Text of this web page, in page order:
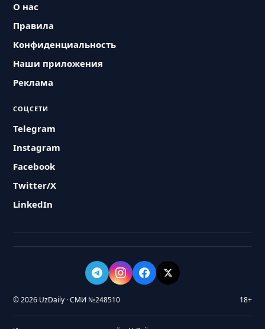
О нас
Правила
Конфиденциальность
Наши приложения
Реклама
СОЦСЕТИ
Telegram
Instagram
Facebook
Twitter/X
LinkedIn
© 2026 UzDaily · СМИ №248510 18+